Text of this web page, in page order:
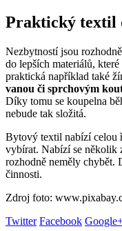
Praktický textil
Nezbytností jsou
do lepších materiálů,
praktická například také
vanou či sprchovým
Díky tomu se koupelna
nebude tak složitá.
Bytový textil nabízí celou
vybírat. Nabízí se několik
rozhodně neměly chybět.
činnosti.
Zdroj foto:
Twitter Facebook